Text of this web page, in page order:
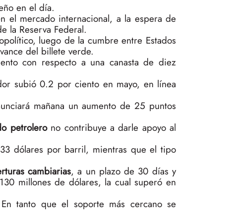
en el día.
mercado internacional, a la espera de
la Reserva Federal.
luego de la cumbre entre Estados
del billete verde.
con respecto a una canasta de diez
subió 0.2 por ciento en mayo, en línea
mañana un aumento de 25 puntos
petrolero no contribuye a darle apoyo al
dólares por barril, mientras que el tipo
cambiarias, a un plazo de 30 días y
millones de dólares, la cual superó en
tanto que el soporte más cercano se